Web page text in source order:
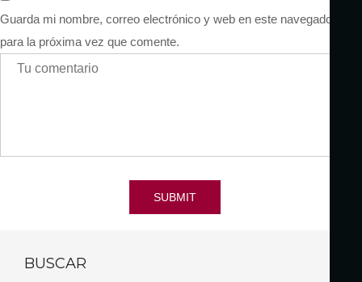
Guarda mi nombre, correo electrónico y web en este navegador
para la próxima vez que comente.
SUBMIT
BUSCAR